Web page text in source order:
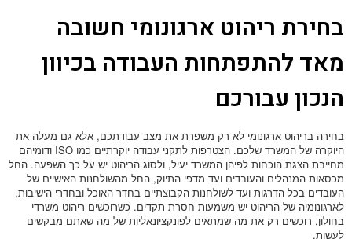
בחירת ריהוט ארגונומי חשובה
מאד להתפתחות העבודה בכיוון
הנכון עבורכם
בחירה בריהוט ארגונומי לא רק משפרת את מצב עבודתכם, אלא גם מעלה את
היוקרה של המשרד שלכם. הצטרפות לתקני עבודה יוקרתיים כמו ISO ודומיהם
מחייבת הצגת הוכחות לפיהן המשרד יעיל, ולסוג הריהוט יש על כך השפעה. החל
מכסאות המנהלים והעובדים ועד מדפי התיוק, החל מהשולחנות האישיים של
העובדים בכל הדרגות ועד לשולחנות הקבוצתיים בחדר האוכל ובחדרי הישיבות,
לארגונומיה של הריהוט יש משמעות חסרת תקדים. כשרוכשים ריהוט משרדי
בחולון, רוכשים רק את מה שמתאים לפונקציונאליות של מה שאתם מבקשים
לעשות.